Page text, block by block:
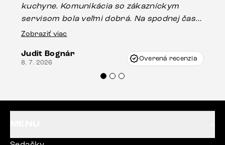
kuchyne. Komunikácia so zákazníckym
servisom bola veľmi dobrá. Na spodnej časti
stola bolo malé poškodenie, pravdepodobne
Vincze pri riešení mojej záležitosti pristúpili
veľmi korektne. Odporúčam produkty Delife
Zobraziť viac
Judit Bognár
8. 7. 2026 Overená recenzia